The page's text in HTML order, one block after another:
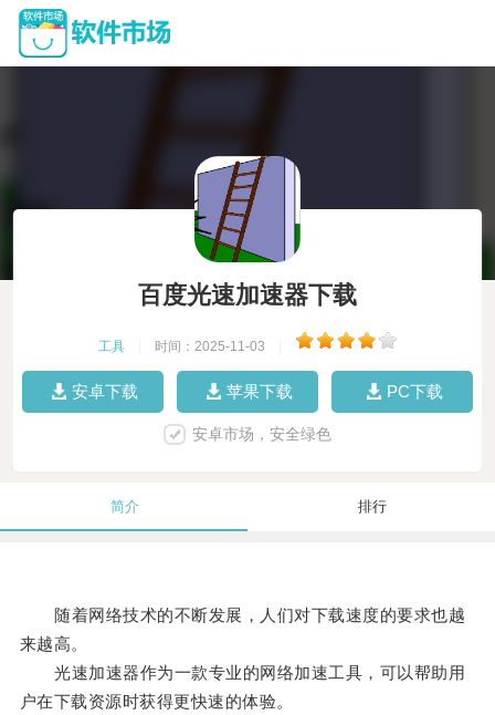
百度光速加速器下载
工具 时间：2025-11-03
安卓下载 苹果下载 PC下载
安卓市场，安全绿色
简介 排行
随着网络技术的不断发展，人们对下载速度的要求也越
来越高。
光速加速器作为一款专业的网络加速工具，可以帮助用
户在下载资源时获得更快速的体验。